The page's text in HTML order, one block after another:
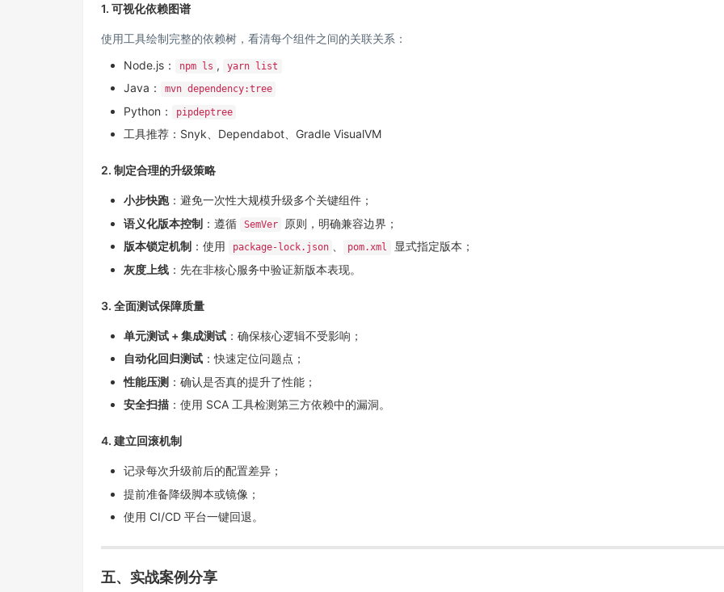
1. 可视化依赖图谱
使用工具绘制完整的依赖树，看清每个组件之间的关联关系：
Node.js：
npm ls , yarn list
Java： mvn dependency:tree
Python： pipdeptree
工具推荐：Snyk、Dependabot、Gradle VisualVM
2. 制定合理的升级策略
小步快跑：避免一次性大规模升级多个关键组件；
语义化版本控制 ：遵循 SemVer
原则，明确兼容边界；
版本锁定机制 ：使用 package-lock.json pom.xml
显式指定版本；
灰度上线 ：先在非核心服务中验证新版本表现。
3. 全面测试保障质量
单元测试 + 集成测试 ：确保核心逻辑不受影响；
自动化回归测试 ：快速定位问题点；
性能压测 ：确认是否真的提升了性能；
安全扫描 ：使用 SCA 工具检测第三方依赖中的漏洞。
4. 建立回滚机制
记录每次升级前后的配置差异；
提前准备降级脚本或镜像；
使用 CI/CD 平台一键回退。
五、实战案例分享